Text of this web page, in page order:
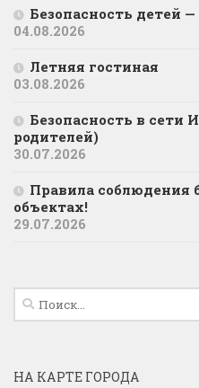
Безопасность детей
04.08.2026
Летняя гостиная
03.08.2026
Безопасность в сети
родителей)
30.07.2026
Правила соблюдения
объектах!
29.07.2026
Найти:
НА КАРТЕ ГОРОДА